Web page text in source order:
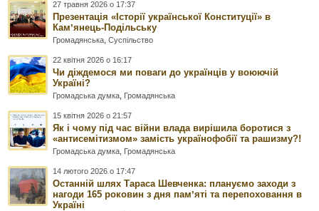
27 травня 2026 о 17:37
Презентація «Історії української Конституції» в
Камʼянець-Подільську
Громадянська ,Суспільство
22 квітня 2026 о 16:17
Чи діждемося ми поваги до українців у воюючій
Україні?
Громадська думка Громадянська
15 квітня 2026 о 21:57
Як і чому під час війни влада вирішила боротися з
«антисемітизмом» замість українофобії та рашизму?!
Громадська думка Громадянська
14 лютого 2026 о 17:47
Останній шлях Тараса Шевченка: плануємо заходи з
нагоди 165 роковин з дня памʼяті та перепоховання в
Україні